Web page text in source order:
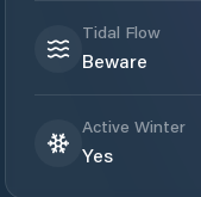
Tidal Flow
Beware
Active Winter
Yes